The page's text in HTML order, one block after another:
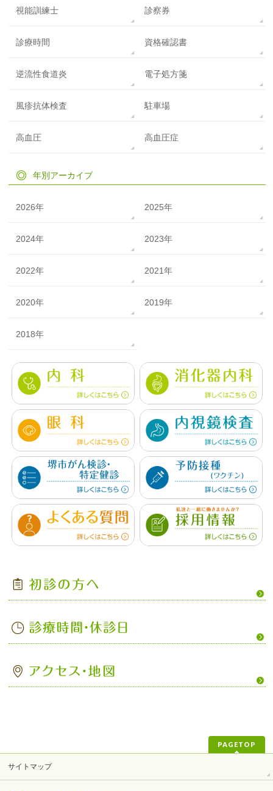
視能訓練士 診察券
診療時間 資格確認書
逆流性食道炎 電子処方箋
風疹抗体検査 駐車場
高血圧 高血圧症
年別アーカイブ
2026年 2025年
2024年 2023年
2022年 2021年
2020年 2019年
2018年
PAGETOP
サイトマップ